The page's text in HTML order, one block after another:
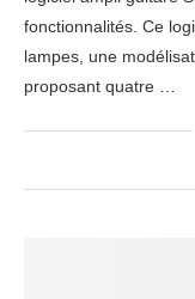
fonctionnalités. Ce
lampes, une
proposant quatre …